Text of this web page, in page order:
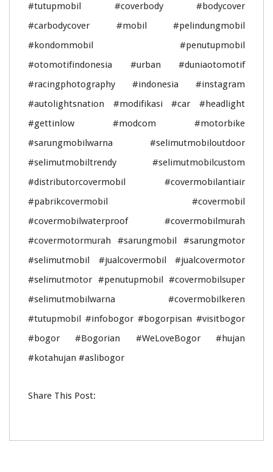
#tutupmobil #coverbody #bodycover
#carbodycover #mobil #pelindungmobil
#kondommobil #penutupmobil
#otomotifindonesia #urban #duniaotomotif
#racingphotography #indonesia #instagram
#autolightsnation #modifikasi #car #headlight
#gettinlow #modcom #motorbike
#sarungmobilwarna #selimutmobiloutdoor
#selimutmobiltrendy #selimutmobilcustom
#distributorcovermobil #covermobilantiair
#pabrikcovermobil #covermobil
#covermobilwaterproof #covermobilmurah
#covermotormurah #sarungmobil #sarungmotor
#selimutmobil #jualcovermobil #jualcovermotor
#selimutmotor #penutupmobil #covermobilsuper
#selimutmobilwarna #covermobilkeren
#tutupmobil #infobogor #bogorpisan #visitbogor
#bogor #Bogorian #WeLoveBogor #hujan
#kotahujan #aslibogor
Share This Post: